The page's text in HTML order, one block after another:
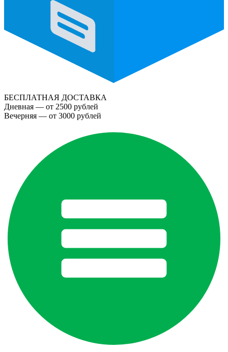
БЕСПЛАТНАЯ ДОСТАВКА
Дневная — от 2500 рублей
Вечерняя — от 3000 рублей